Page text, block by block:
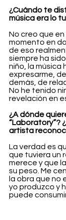
¿Cuándo te
música era lo
No creo que en
momento en
de eso
siempre ha
niño, la música
expresarme,
demás, de
No he tenido
revelación en
¿A dónde
“Laboratory”?
artista
La verdad es
que tuviera un
merece y que
su peso. Me
la obra que no
yo produzco y
puede